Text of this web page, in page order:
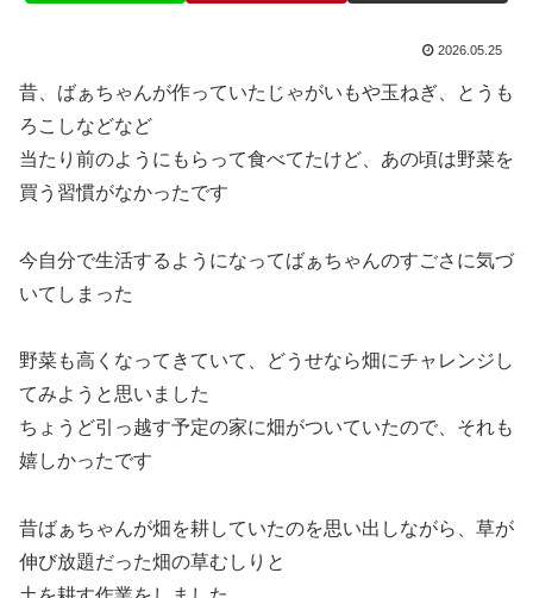
2026.05.25
昔、ばぁちゃんが作っていたじゃがいもや玉ねぎ、とうも
ろこしなどなど
当たり前のようにもらって食べてたけど、あの頃は野菜を
買う習慣がなかったです
今自分で生活するようになってばぁちゃんのすごさに気づ
いてしまった
野菜も高くなってきていて、どうせなら畑にチャレンジし
てみようと思いました
ちょうど引っ越す予定の家に畑がついていたので、それも
嬉しかったです
昔ばぁちゃんが畑を耕していたのを思い出しながら、草が
伸び放題だった畑の草むしりと